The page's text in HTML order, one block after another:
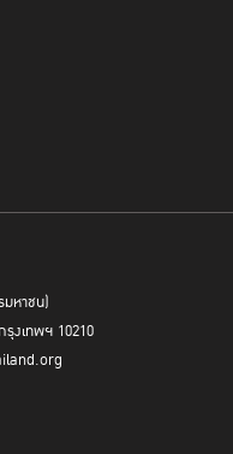
หาชน)
งเทพฯ 10210